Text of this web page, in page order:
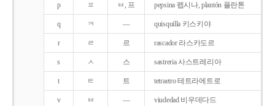
p ㅍ ㅂ, 프 pepsina 펩시나, plantón 플란톤
q ㅋ ― quisquilla 키스키야
r ㄹ 르 rascador 라스카도르
s ㅅ 스 sastreria 사스트레리아
t ㅌ 트 tetraetro 테트라에트로
v ㅂ ― viudedad 비우데다드